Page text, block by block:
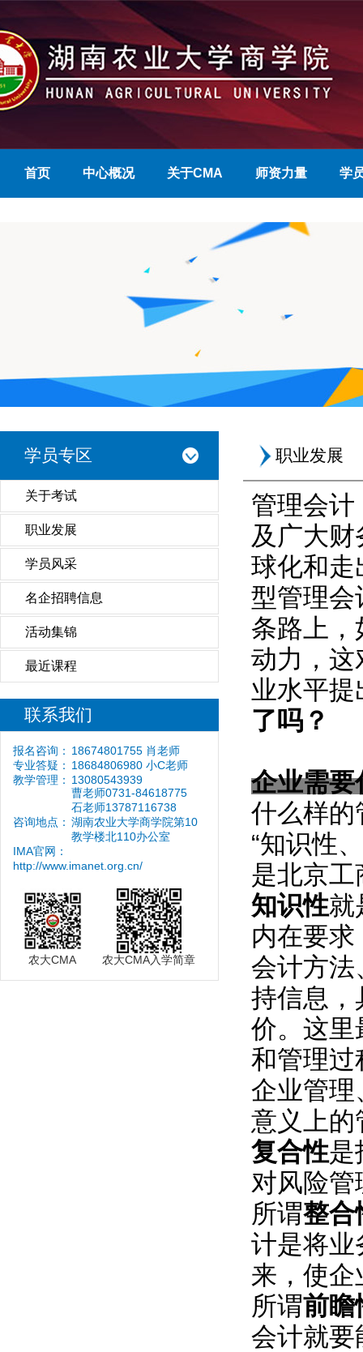
首页 中心概况 关于CMA 师资力量 学
学员专区
关于考试
职业发展
学员风采
名企招聘信息
活动集锦
最近课程
联系我们
报名咨询： 18674801755 肖老师
专业答疑： 18684806980 小C老师
教学管理： 13080543939
曹老师0731-84618775
石老师13787116738
咨询地点： 湖南农业大学商学院第10
教学楼北110办公室
IMA官网：
http://www.imanet.org.cn/
农大CMA 农大CMA入学简章
职业发展
管理会
及广大
球化和走
型管理会
条路上
动力，这
业水平
了吗？
企业需要
什么样的
“知识性
是北京
知识性就
内在要
会计方法
持信息，
价。这里
和管理过
企业管理
意义上的
复合性是
对风险
所谓整合
计是将业
来，使
所谓前瞻
会计就要